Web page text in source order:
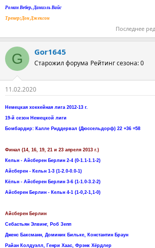
Роман Вебер, Даниэль Вайс
Тренер:Дон Джексон
Последнее
G Gor1645
Старожил форума Рейтинг сезона: 0
11.02.2020
Немецкая хоккейная лига 2012-13 г.
19-й сезон Немецкой лиги
Бомбардир: Калле Риддервал (Дюссельдорф) 22 +36 =58
Финал (14, 16, 19, 21 и 23 апреля 2013 г.)
Кельн - Айсберен Берлин 2-4 (0-1.1-1.1-2)
Айсберен - Кельн 1-3 (1-2.0-0.0-1)
Кёльн - Айсберен Берлин 3-6 (1-1.0-3.2-2)
Айсберен Берлин - Кельн 4-1 (1-0,2-1,1-0)
Айсберен Берлин
Себастьян Элвинг, Роб Зепп
Дженс Баксманн, Доминик Бильке, Константин Браун
Райан Колдуэлл, Генри Хаас, Фрэнк Хёрдлер